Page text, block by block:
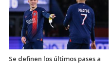
Se definen los últimos pases a